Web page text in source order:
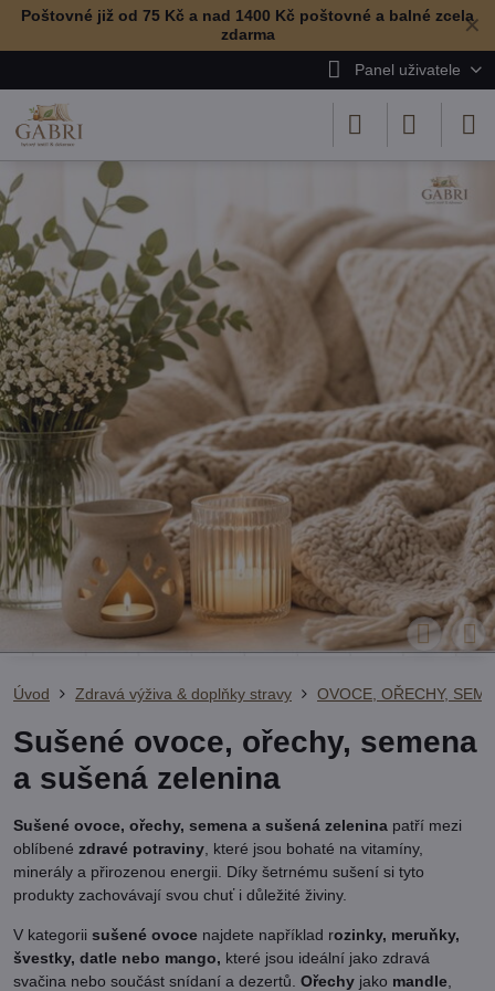
✕
Poštovné již od 75 Kč a nad 1400 Kč poštovné a balné zcela
zdarma
Panel uživatele
Úvod Zdravá výživa & doplňky stravy OVOCE, OŘECHY,
Sušené ovoce, ořechy, semena
a sušená zelenina
Sušené ovoce, ořechy, semena a sušená zelenina patří mezi
oblíbené zdravé potraviny , které jsou bohaté na vitamíny,
minerály a přirozenou energii. Díky šetrnému sušení si tyto
produkty zachovávají svou chuť i důležité živiny.
V kategorii sušené ovoce najdete například rozinky, meruňky,
švestky, datle nebo mango, které jsou ideální jako zdravá
svačina nebo součást snídaní a dezertů. Ořechy jako mandle